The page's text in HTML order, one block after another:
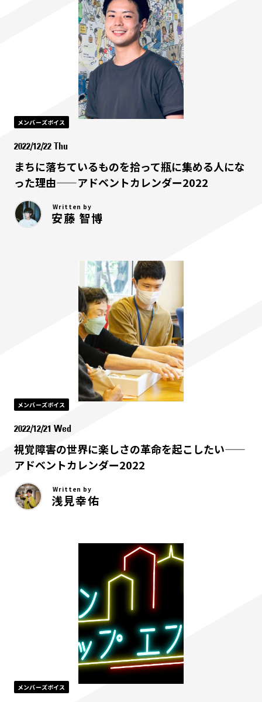
メンバーズボイス
2022/12/22 Thu
まちに落ちているものを拾って瓶に集める人にな
った理由——アドベントカレンダー2022
Written by
安藤 智博
メンバーズボイス
2022/12/21 Wed
視覚障害の世界に楽しさの革命を起こしたい——
アドベントカレンダー2022
Written by
浅見幸佑
メンバーズボイス